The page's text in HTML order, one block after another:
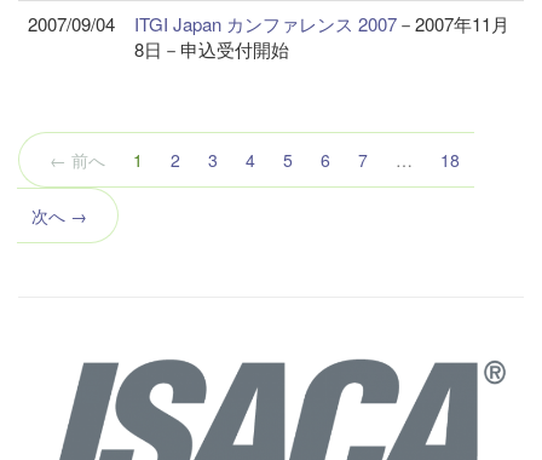
2007/09/04 ITGI Japan カンファレンス 2007－2007年11月
8日－申込受付開始
← 前へ 1 （こ
の
2 3 4 5 6 7 18
次へ →